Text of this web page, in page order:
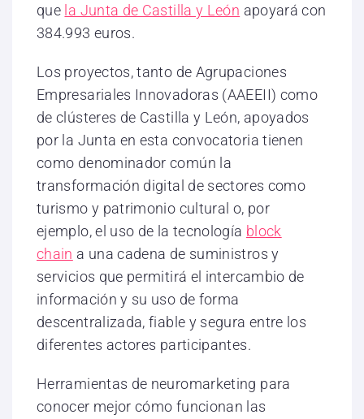
que la Junta de Castilla y León apoyará con
384.993 euros.
Los proyectos, tanto de Agrupaciones
Empresariales Innovadoras (AAEEII) como
de clústeres de Castilla y León, apoyados
por la Junta en esta convocatoria tienen
como denominador común la
transformación digital de sectores como
turismo y patrimonio cultural o, por
ejemplo, el uso de la tecnología block
chain a una cadena de suministros y
servicios que permitirá el intercambio de
información y su uso de forma
descentralizada, fiable y segura entre los
diferentes actores participantes.
Herramientas de neuromarketing para
conocer mejor cómo funcionan las